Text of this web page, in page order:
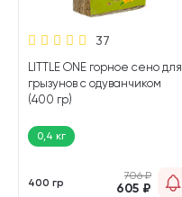
37
LITTLE ONE горное сено для
грызунов с одуванчиком
(400 гр)
0,4 кг
400 гр
706₽
605 ₽